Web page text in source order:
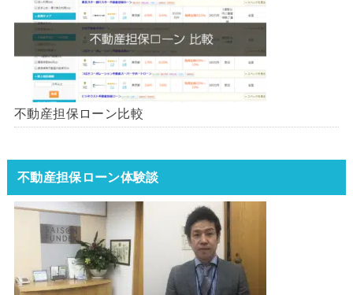
不動産担保ローン比較
不動産担保ローン体験談